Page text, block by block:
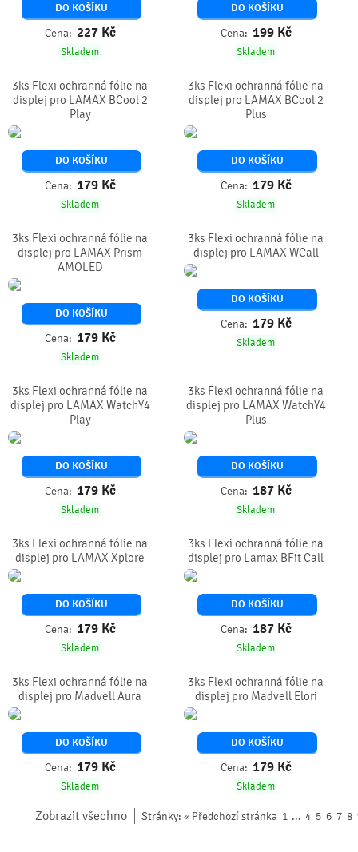
DO KOŠÍKU
Cena: 227 Kč
Skladem
DO KOŠÍKU
Cena: 199 Kč
Skladem
3ks Flexi ochranná fólie na
displej pro LAMAX BCool 2
Play
DO KOŠÍKU
Cena: 179 Kč
Skladem
3ks Flexi ochranná fólie na
displej pro LAMAX BCool 2
Plus
DO KOŠÍKU
Cena: 179 Kč
Skladem
3ks Flexi ochranná fólie na
displej pro LAMAX Prism
AMOLED
DO KOŠÍKU
Cena: 179 Kč
Skladem
3ks Flexi ochranná fólie na
displej pro LAMAX WCall
DO KOŠÍKU
Cena: 179 Kč
Skladem
3ks Flexi ochranná fólie na
displej pro LAMAX WatchY4
Play
DO KOŠÍKU
Cena: 179 Kč
Skladem
3ks Flexi ochranná fólie na
displej pro LAMAX WatchY4
Plus
DO KOŠÍKU
Cena: 187 Kč
Skladem
3ks Flexi ochranná fólie na
displej pro LAMAX Xplore
DO KOŠÍKU
Cena: 179 Kč
Skladem
3ks Flexi ochranná fólie na
displej pro Lamax BFit Call
DO KOŠÍKU
Cena: 187 Kč
Skladem
3ks Flexi ochranná fólie na
displej pro Madvell Aura
DO KOŠÍKU
Cena: 179 Kč
Skladem
3ks Flexi ochranná fólie na
displej pro Madvell Elori
DO KOŠÍKU
Cena: 179 Kč
Skladem
Zobrazit všechno Stránky: « Předchozí stránka 1 ... 4 5 6 7 8